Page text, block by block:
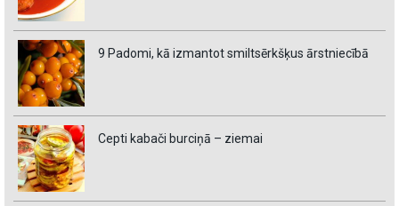
9 Padomi, kā izmantot smiltsērkšķus ārstniecībā
Cepti kabači burciņā – ziemai